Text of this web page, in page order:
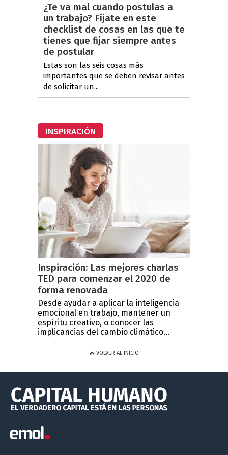
¿Te va mal cuando postulas a
un trabajo? Fíjate en este
checklist de cosas en las que te
tienes que fijar siempre antes
de postular
Estas son las seis cosas más
importantes que se deben revisar antes
de solicitar un...
INSPIRACIÓN
Inspiración: Las mejores charlas
TED para comenzar el 2020 de
forma renovada
Desde ayudar a aplicar la inteligencia
emocional en trabajo, mantener un
espíritu creativo, o conocer las
implicancias del cambio climático...
VOLVER AL INICIO